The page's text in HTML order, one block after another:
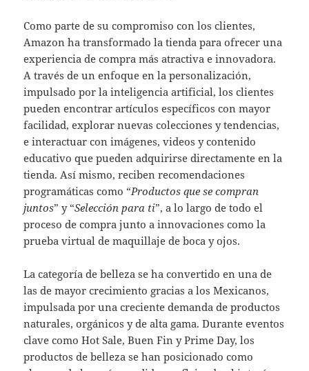
Como parte de su compromiso con los clientes,
Amazon ha transformado la tienda para ofrecer una
experiencia de compra más atractiva e innovadora.
A través de un enfoque en la personalización,
impulsado por la inteligencia artificial, los clientes
pueden encontrar artículos específicos con mayor
facilidad, explorar nuevas colecciones y tendencias,
e interactuar con imágenes, videos y contenido
educativo que pueden adquirirse directamente en la
tienda. Así mismo, reciben recomendaciones
programáticas como “Productos que se compran
juntos” y “Selección para ti”, a lo largo de todo el
proceso de compra junto a innovaciones como la
prueba virtual de maquillaje de boca y ojos.
La categoría de belleza se ha convertido en una de
las de mayor crecimiento gracias a los Mexicanos,
impulsada por una creciente demanda de productos
naturales, orgánicos y de alta gama. Durante eventos
clave como Hot Sale, Buen Fin y Prime Day, los
productos de belleza se han posicionado como